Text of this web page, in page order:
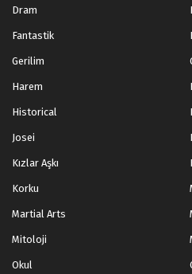
Dram
Fantastik
Gerilim
Harem
Historical
Josei
Kızlar Aşkı
Korku
Martial Arts
Mitoloji
Okul